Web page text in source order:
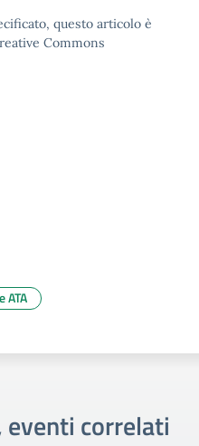
questo articolo è
Commons
ATA
correlati